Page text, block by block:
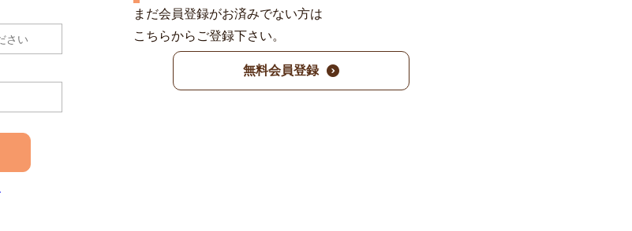
まだ会員登録がお済みでない方は
こちらからご登録下さい。
無料会員登録